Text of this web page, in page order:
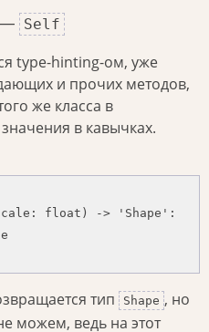
Self
type-hinting-ом, уже
и прочих методов,
же класса в
в кавычках.
float) -> 'Shape':
тип Shape , но
можем, ведь на этот